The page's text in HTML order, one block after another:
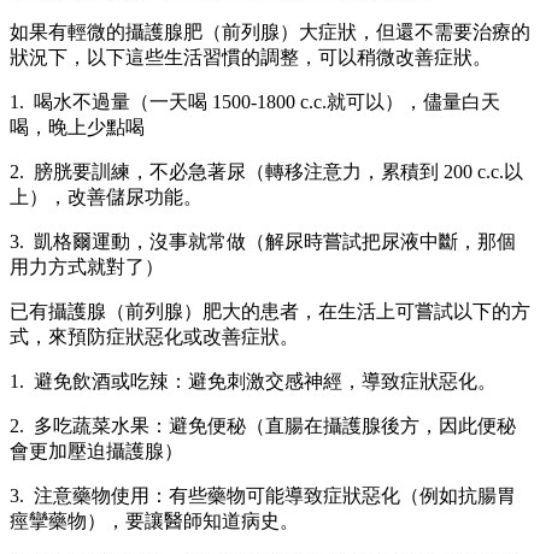
如果有輕微的攝護腺肥（前列腺）大症狀，但還不需要治療的
狀況下，以下這些生活習慣的調整，可以稍微改善症狀。
1. 喝水不過量（一天喝 1500-1800 c.c.就可以），儘量白天
喝，晚上少點喝
2. 膀胱要訓練，不必急著尿（轉移注意力，累積到 200 c.c.以
上），改善儲尿功能。
3. 凱格爾運動，沒事就常做（解尿時嘗試把尿液中斷，那個
用力方式就對了）
已有攝護腺（前列腺）肥大的患者，在生活上可嘗試以下的方
式，來預防症狀惡化或改善症狀。
1. 避免飲酒或吃辣：避免刺激交感神經，導致症狀惡化。
2. 多吃蔬菜水果：避免便秘（直腸在攝護腺後方，因此便秘
會更加壓迫攝護腺）
3. 注意藥物使用：有些藥物可能導致症狀惡化（例如抗腸胃
痙攣藥物），要讓醫師知道病史。